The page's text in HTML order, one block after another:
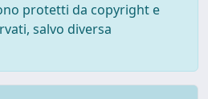
protetti da copyright e
salvo diversa